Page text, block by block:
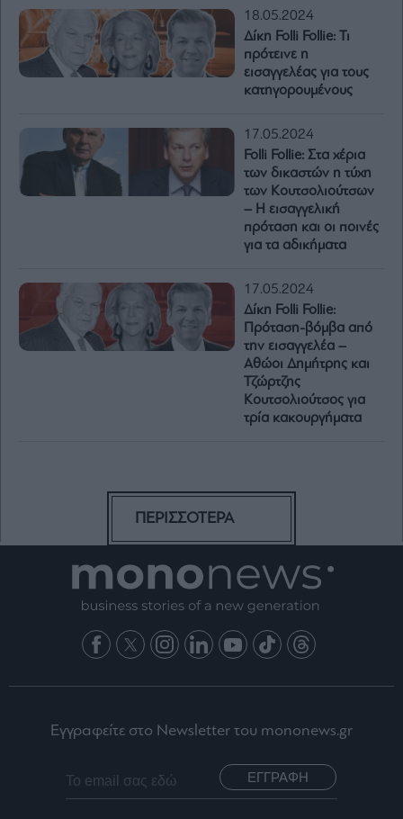
18.05.2024
Δίκη Folli Follie: Τι
πρότεινε η
εισαγγελέας για τους
κατηγορουμένους
17.05.2024
Folli Follie: Στα χέρια
των δικαστών η τύχη
των Κουτσολιούτσων
– Η εισαγγελική
πρόταση και οι ποινές
για τα αδικήματα
17.05.2024
Δίκη Folli Follie:
Πρόταση-βόμβα από
την εισαγγελέα –
Αθώοι Δημήτρης και
Τζώρτζης
Κουτσολιούτσος για
τρία κακουργήματα
ΠΕΡΙΣΣΟΤΕΡΑ
Εγγραφείτε στο Newsletter του mononews.gr
ΕΓΓΡΑΦΗ